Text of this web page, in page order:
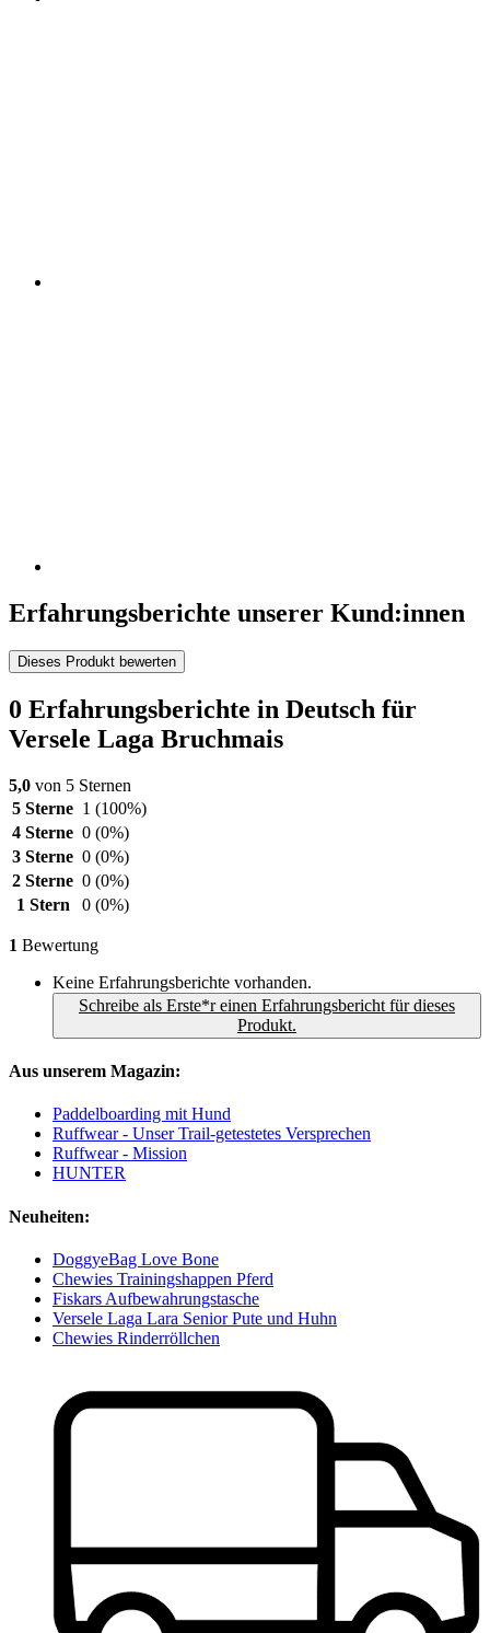
Erfahrungsberichte unserer Kund:innen
Dieses Produkt bewerten
0 Erfahrungsberichte in Deutsch für
Versele Laga Bruchmais
5,0 von 5 Sternen
5 Sterne 1 (100%)
4 Sterne 0 (0%)
3 Sterne 0 (0%)
2 Sterne 0 (0%)
1 Stern
0 (0%)
1 Bewertung
Keine Erfahrungsberichte vorhanden.
Schreibe als Erste*r einen Erfahrungsbericht für dieses
Produkt.
Aus unserem Magazin:
Paddelboarding mit Hund
Ruffwear - Unser Trail-getestetes Versprechen
Ruffwear - Mission
HUNTER
Neuheiten:
DoggyeBag Love Bone
Chewies Trainingshappen Pferd
Fiskars Aufbewahrungstasche
Versele Laga Lara Senior Pute und Huhn
Chewies Rinderröllchen